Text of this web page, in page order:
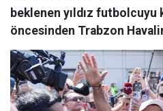
beklenen yıldız futbolcuyu
öncesinden Trabzon